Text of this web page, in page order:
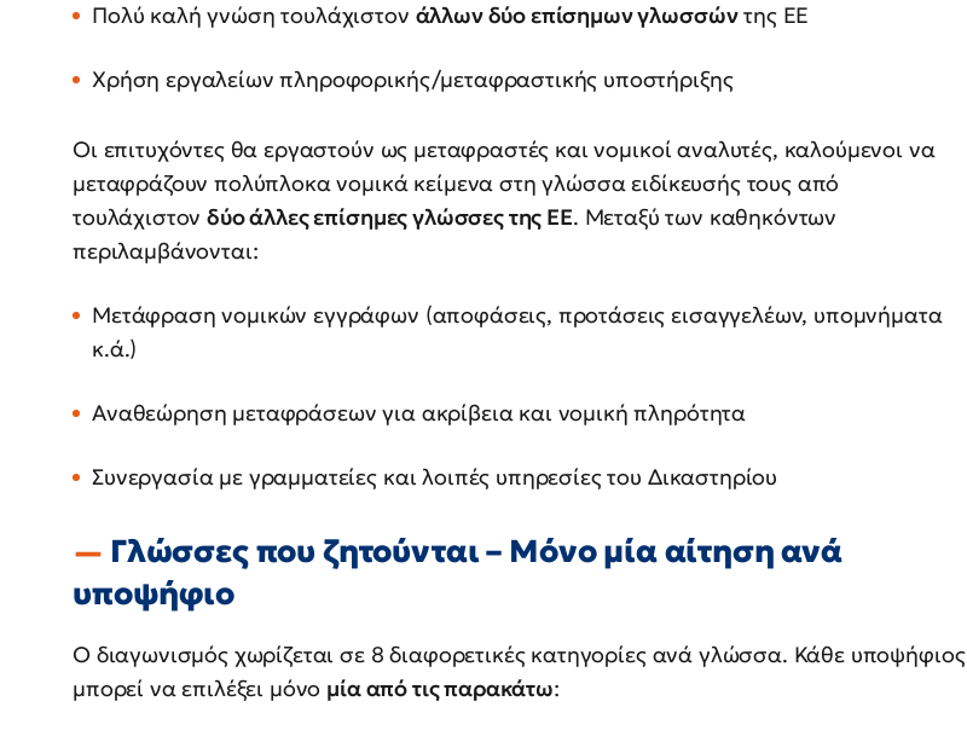
Πολύ καλή γνώση τουλάχιστον άλλων δύο επίσημων γλωσσώντης ΕΕ
Χρήση εργαλείων πληροφορικής/μεταφραστικής υποστήριξης
Οι επιτυχόντες θα εργαστούν ως μεταφραστές και νομικοί αναλυτές, καλούμενοι να
μεταφράζουν πολύπλοκα νομικά κείμενα στη γλώσσα ειδίκευσής τους από
τουλάχιστονδύο άλλες επίσημες γλώσσες της ΕΕ. Μεταξύ των καθηκόντων
περιλαμβάνονται:
Μετάφραση νομικών εγγράφων (αποφάσεις, προτάσεις εισαγγελέων, υπομνήματα
κ.ά.)
Αναθεώρηση μεταφράσεων για ακρίβεια και νομική πληρότητα
Συνεργασία με γραμματείες και λοιπές υπηρεσίες του Δικαστηρίου
Γλώσσες που ζητούνται – Μόνο μία αίτηση ανά
υποψήφιο
Ο διαγωνισμός χωρίζεται σε 8 διαφορετικές κατηγορίες ανά γλώσσα. Κάθε υποψήφιος
μπορεί να επιλέξει μόνο μία από τις παρακάτω: